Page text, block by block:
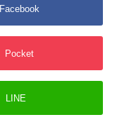
Facebook
Pocket
LINE